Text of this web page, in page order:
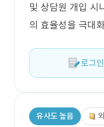
및 상담원 개입 시
의 효율성을 극대
로그
유사도 높음